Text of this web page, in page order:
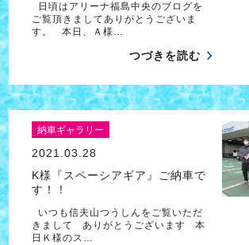
日頃はアリーナ福島中央のブログを
ご覧頂きましてありがとうございま
す。 本日、Ａ様…
つづきを読む
納車ギャラリー
2021.03.28
K様『スペーシアギア』ご納車で
す！！
いつも信夫山つうしんをご覧いただ
きまして ありがとうございます 本
日Ｋ様のス…